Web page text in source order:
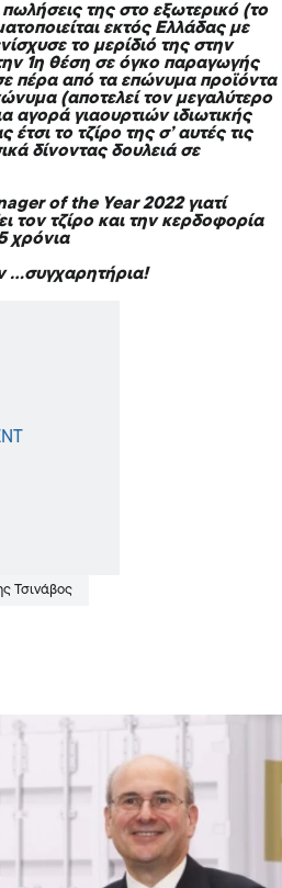
πωλήσεις της στο εξωτερικό (το
εκτός Ελλάδας με
το μερίδιό της στην
1η θέση σε όγκο παραγωγής
πέρα από τα επώνυμα προϊόντα
(αποτελεί τον μεγαλύτερο
αγορά γιαουρτιών ιδιωτικής
έτσι το τζίρο της σ’ αυτές τις
δίνοντας δουλειά σε
of the Year 2022 γιατί
τον τζίρο και την κερδοφορία
χρόνια
…συγχαρητήρια!
Τσινάβος